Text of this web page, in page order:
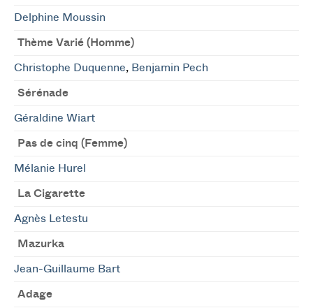
Delphine Moussin
Thème Varié (Homme)
Christophe Duquenne, Benjamin Pech
Sérénade
Géraldine Wiart
Pas de cinq (Femme)
Mélanie Hurel
La Cigarette
Agnès Letestu
Mazurka
Jean-Guillaume Bart
Adage